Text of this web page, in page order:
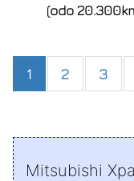
(odo
1 2 3
Mitsubishi